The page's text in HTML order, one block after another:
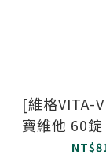
[維格VITA-
寶維他 60
營養草本加